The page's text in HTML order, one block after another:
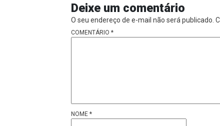
Deixe um comentário
O seu endereço de e-mail não será publicado.
COMENTÁRIO *
NOME *